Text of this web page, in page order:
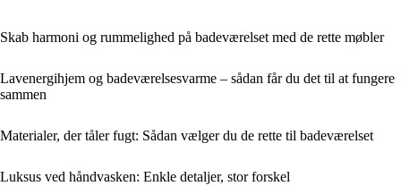
Skab harmoni og rummelighed på badeværelset med de rette møbler
Lavenergihjem og badeværelsesvarme – sådan får du det til at fungere
sammen
Materialer, der tåler fugt: Sådan vælger du de rette til badeværelset
Luksus ved håndvasken: Enkle detaljer, stor forskel